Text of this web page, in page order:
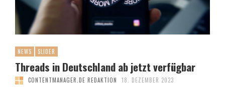
NEWS SLIDER
Threads in Deutschland ab jetzt verfügbar
CONTENTMANAGER.DE REDAKTION 18. DEZEMBER 2023